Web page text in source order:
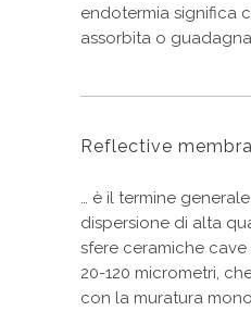
endotermia significa
assorbita o
Reflective
… è il termine
dispersione di alta
sfere ceramiche
20-120 micrometri,
con la muratura